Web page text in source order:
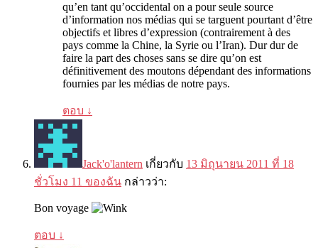
qu’en tant qu’occidental on a pour seule source
d’information nos médias qui se targuent pourtant d’être
objectifs et libres d’expression (contrairement à des
pays comme la Chine, la Syrie ou l’Iran). Dur dur de
faire la part des choses sans se dire qu’on est
définitivement des moutons dépendant des informations
fournies par les médias de notre pays.
ตอบ ↓
Jack'o'lantern เกี่ยวกับ 13 มิถุนายน 2011 ที่ 18
ชั่วโมง 11 ของฉัน กล่าวว่า:
Bon voyage
ตอบ ↓